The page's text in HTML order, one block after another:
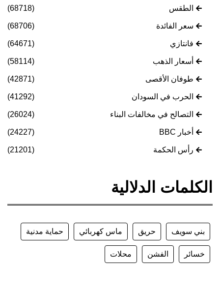
الطقس (68718)
سعر الفائدة (68706)
فانتازي (64671)
أسعار الذهب (58114)
طوفان الأقصى (42871)
الحرب في السودان (41292)
التصالح في مخالفات البناء (26024)
أخبار BBC (24227)
رأس الحكمة (21201)
الكلمات الدلالية
بني سويف حريق ماس كهربائي حماية مدنية
خسائر الفشن محلات